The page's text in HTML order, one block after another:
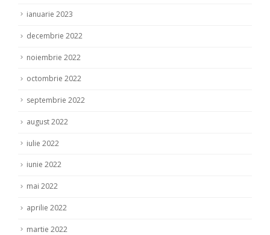
ianuarie 2023
decembrie 2022
noiembrie 2022
octombrie 2022
septembrie 2022
august 2022
iulie 2022
iunie 2022
mai 2022
aprilie 2022
martie 2022